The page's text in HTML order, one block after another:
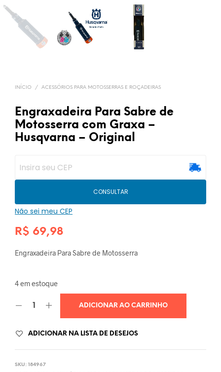
INÍCIO / ACESSÓRIOS PARA MOTOSSERRAS E ROÇADEIRAS
Engraxadeira Para Sabre de
Motosserra com Graxa –
Husqvarna – Original
CONSULTAR
Não sei meu CEP
R$ 69,98
Engraxadeira Para Sabre de Motosserra
4 em estoque
ADICIONAR AO CARRINHO
ADICIONAR NA LISTA DE DESEJOS
SKU: 184967